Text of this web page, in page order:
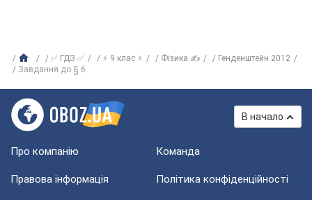
✅ ГДЗ ✅ ⚡ 9 клас ⚡ Фізика ✍
Генденштейн 2012
Завдання до § 6
В начало
Про компанію Команда
Правова інформація Політика конфіденційності